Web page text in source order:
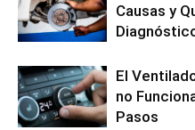
Causas y
El
no
Pasos